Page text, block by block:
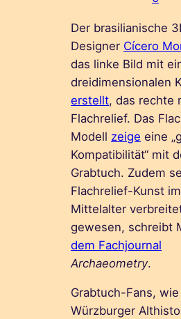
Der brasilianische
Designer Cícero
das linke Bild mit
dreidimensionalen
erstellt, das rechte
Flachrelief. Das
Modell zeige eine
Kompatibilität“ mit
Grabtuch. Zudem
Flachrelief-Kunst im
Mittelalter
gewesen, schreibt
dem Fachjournal
Archaeometry.
Grabtuch-Fans,
Würzburger